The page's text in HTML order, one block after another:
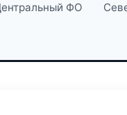
ФО